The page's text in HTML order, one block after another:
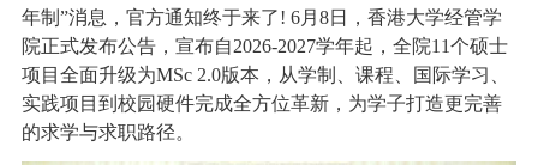
年制”消息，官方通知终于来了! 6月8日，香港大学经管学
院正式发布公告，宣布自2026-2027学年起，全院11个硕士
项目全面升级为MSc 2.0版本，从学制、课程、国际学习、
实践项目到校园硬件完成全方位革新，为学子打造更完善
的求学与求职路径。